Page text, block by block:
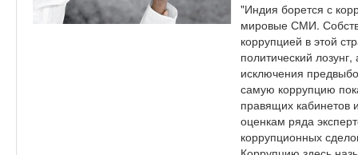
"Индия борется с
мировые СМИ.
коррупцией в этой
политический
исключения
самую коррупцию
правящих кабинетов
оценкам ряда
коррупционных